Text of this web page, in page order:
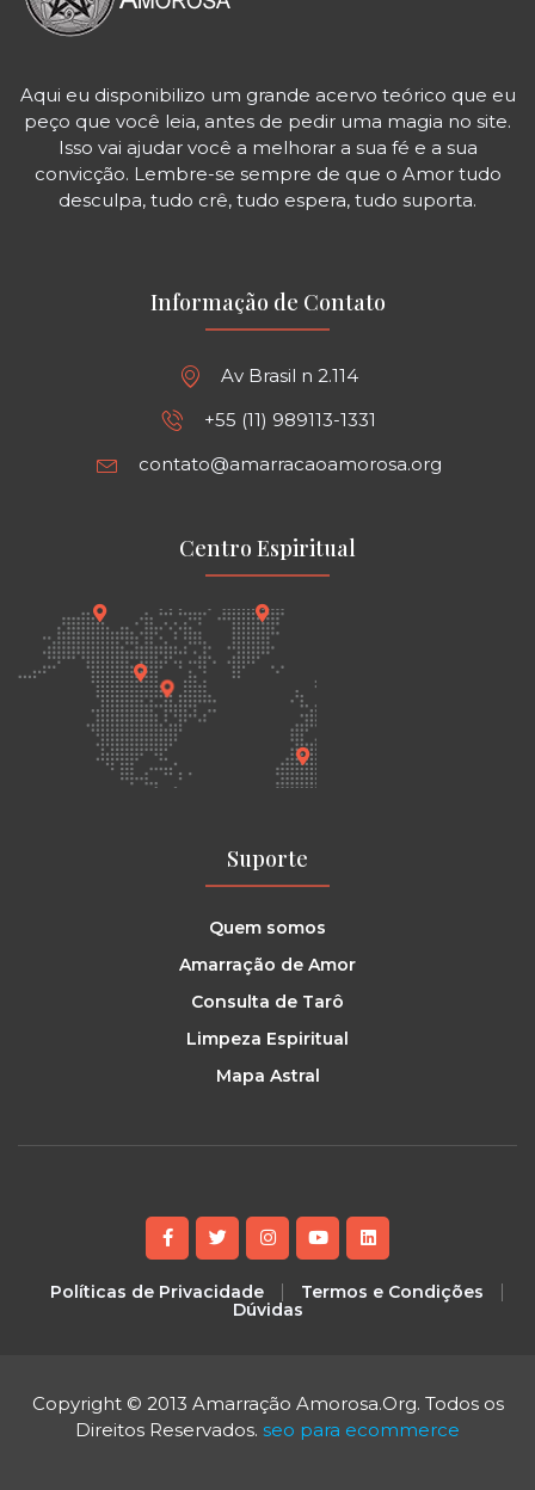
Aqui eu disponibilizo um grande acervo teórico que eu
peço que você leia, antes de pedir uma magia no site.
Isso vai ajudar você a melhorar a sua fé e a sua
convicção. Lembre-se sempre de que o Amor tudo
desculpa, tudo crê, tudo espera, tudo suporta.
Informação de Contato
Av Brasil n 2.114
+55 (11) 989113-1331
contato@amarracaoamorosa.org
Centro Espiritual
Suporte
Quem somos
Amarração de Amor
Consulta de Tarô
Limpeza Espiritual
Mapa Astral
Políticas de Privacidade
Termos e Condições
Dúvidas
Copyright © 2013 Amarração Amorosa.Org. Todos os
Direitos Reservados. seo para ecommerce